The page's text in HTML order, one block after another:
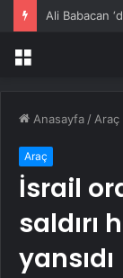
Ali Babacan
Menü
Anasayfa /Araç
Araç
İsrail
saldırı
yansıdı